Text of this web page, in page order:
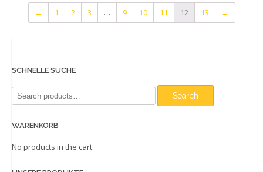
← 1 2 3 … 9 10 11 12 13 →
SCHNELLE SUCHE
Search
for:
Search
WARENKORB
No products in the cart.